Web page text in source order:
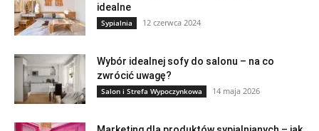
idealne
Sypialnia 12 czerwca 2024
Wybór idealnej sofy do salonu – na co
zwrócić uwagę?
Salon i Strefa Wypoczynkowa 14 maja 2026